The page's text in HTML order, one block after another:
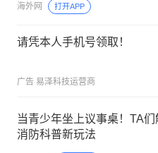
海外网 打开APP
请凭本人手机号领取！
广告 易泽科技运营商
当青少年坐上议事桌！TA们
消防科普新玩法